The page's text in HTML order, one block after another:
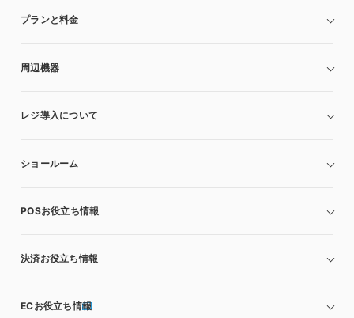
プランと料金
周辺機器
レジ導入について
ショールーム
POSお役立ち情報
決済お役立ち情報
ECお役立ち情報